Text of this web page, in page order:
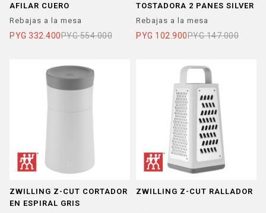
AFILAR CUERO
Rebajas a la mesa
PYG 332.400PYG 554.000
TOSTADORA 2 PANES SILVER
Rebajas a la mesa
PYG 102.900PYG 147.000
ZWILLING Z-CUT CORTADOR
EN ESPIRAL GRIS
ZWILLING Z-CUT RALLADOR